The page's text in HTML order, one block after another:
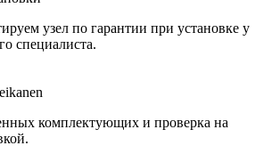
узел по гарантии при установке у
специалиста.
комплектующих и проверка на